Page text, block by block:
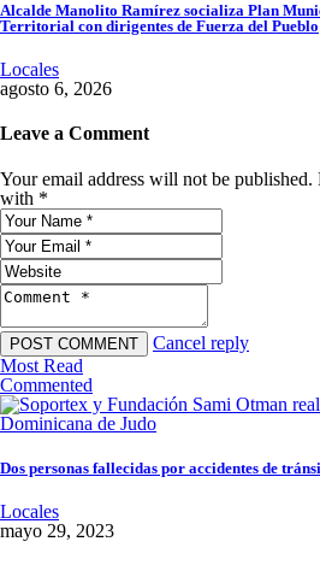
Alcalde Manolito Ramírez socializa Plan
Territorial con dirigentes de Fuerza del Pueblo
Locales
agosto 6, 2026
Leave a Comment
Your email address will not be published.
with *
Cancel reply
Most Read
Commented
Dos personas fallecidas por accidentes de
Locales
mayo 29, 2023